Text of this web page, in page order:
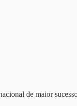
de maior